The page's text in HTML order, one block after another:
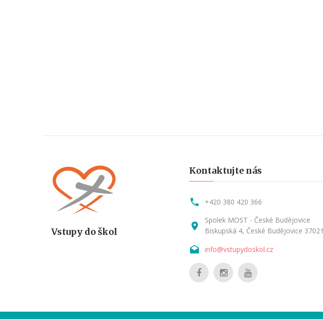
Vstupy do škol
Kontaktujte nás
+420 380 420 366
Spolek MOST - České Budějovice
Biskupská 4, České Budějovice 37021
info@vstupydoskol.cz